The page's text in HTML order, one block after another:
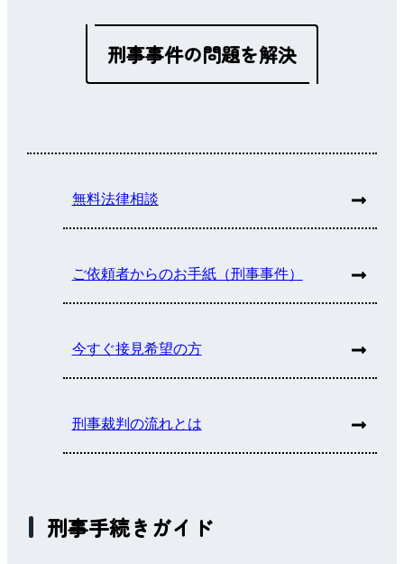
刑事事件の問題を解決
無料法律相談
ご依頼者からのお手紙（刑事事件）
今すぐ接見希望の方
刑事裁判の流れとは
刑事手続きガイド